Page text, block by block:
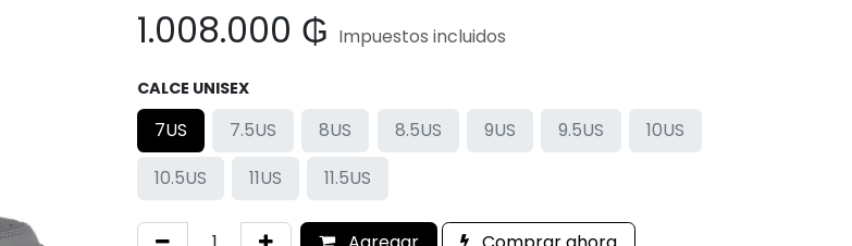
1.008.000 ₲ Impuestos incluidos
CALCE UNISEX
7US 7.5US 8US 8.5US 9US 9.5US
10US
10.5US
11US 11.5US